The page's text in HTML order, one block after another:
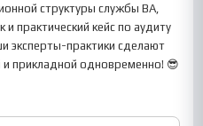
структуры службы ВА,
практический кейс по аудиту
эксперты-практики сделают
прикладной одновременно! 😎